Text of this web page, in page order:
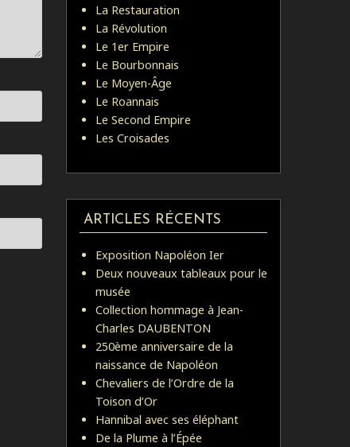
La Restauration
La Révolution
Le 1er Empire
Le Bourbonnais
Le Moyen-Âge
Le Roannais
Le Second Empire
Les Croisades
ARTICLES RÉCENTS
Exposition Napoléon Ier
Deux nouveaux tableaux pour le
musée
Collection hommage à Jean-
Charles DAUBENTON
250ème anniversaire de la
naissance de Napoléon
Chevaliers de l’Ordre de la
Toison d’Or
Hannibal avec ses éléphant
De la Plume à l’Épée